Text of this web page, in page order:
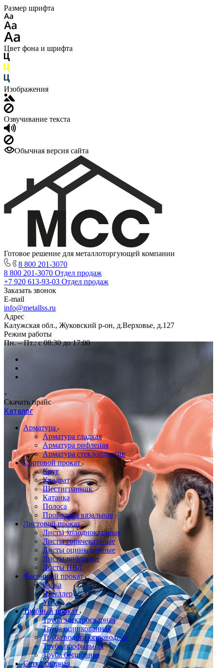
Размер шрифта
Цвет фона и шрифта
Изображения
Озвучивание текста
Обычная версия сайта
Готовое решение для металлоторгующей компании
8 800 201-3070
8 800 201-3070 Отдел продаж
+7 920 613-93-03 Отдел продаж
Заказать звонок
E-mail
info@metallss.ru
Адрес
Калужская обл., Жуковский р-он, д.Верховье, д.127
Режим работы
Пн. – Пт.: с 08:30 до 17:00
Скачать прайс
Каталог
Арматура
Арматура гладкая
Арматура рифленая
Арматура стеклопластик
Сортовой прокат
Круг
Квадрат
Шестигранник
Катанка
Полоса
Проволока вязальная
Листовой прокат
Листы холоднокатаные
Листы горячекатаные
Листы оцинкованные
Листы рифленые
Листы ПВЛ
Фасонный прокат
Балка
Швеллер
Угол
Трубный прокат
Труба электросварная
Труба оцинкованная
Труба водогазопроводная
Труба профильная
Труба бесшовная
Сетка сварная